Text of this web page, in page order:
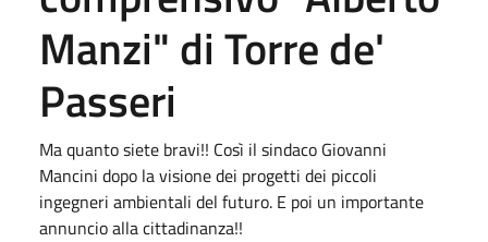
Manzi" di Torre de'
Passeri
Ma quanto siete bravi!! Così il sindaco Giovanni
Mancini dopo la visione dei progetti dei piccoli
ingegneri ambientali del futuro. E poi un importante
annuncio alla cittadinanza!!